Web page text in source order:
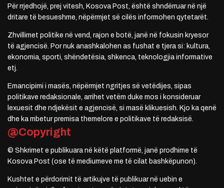
Për rrjedhojë, prej vitesh, Kosova Post, është shndërruar në një
dritare të besueshme, nëpërmjet së cilës informohen qytetarët.
Zhvillimet politike në vend, rajon e botë, janë në fokusin kryesor
të agjencisë. Por nuk anashkalohen as fushat e tjera si: kultura,
ekonomia, sporti, shëndetësia, shkenca, teknologjia informative
etj.
Emancipimi i masës, nëpërmjet ngritjes së vetëdijes, sipas
politikave redaksionale, arrihet vetëm duke mos i konsideruar
lexuesit dhe ndjekësit e agjencisë, si masë klikuesish. Kjo ka qenë
dhe ka mbetur premisa themelore e politikave të redaksisë.
@Copyright
© Shkrimet e publikuara në këtë platformë, janë prodhime të
Kosova Post (ose të mediumeve me të cilat bashkëpunon).
Kushtet e përdorimit të artikujve të publikuar në uebin e